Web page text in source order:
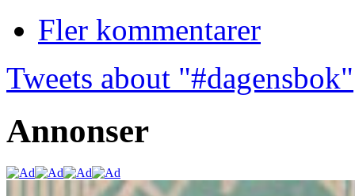
Fler kommentarer
Tweets about "#dagensbok"
Annonser